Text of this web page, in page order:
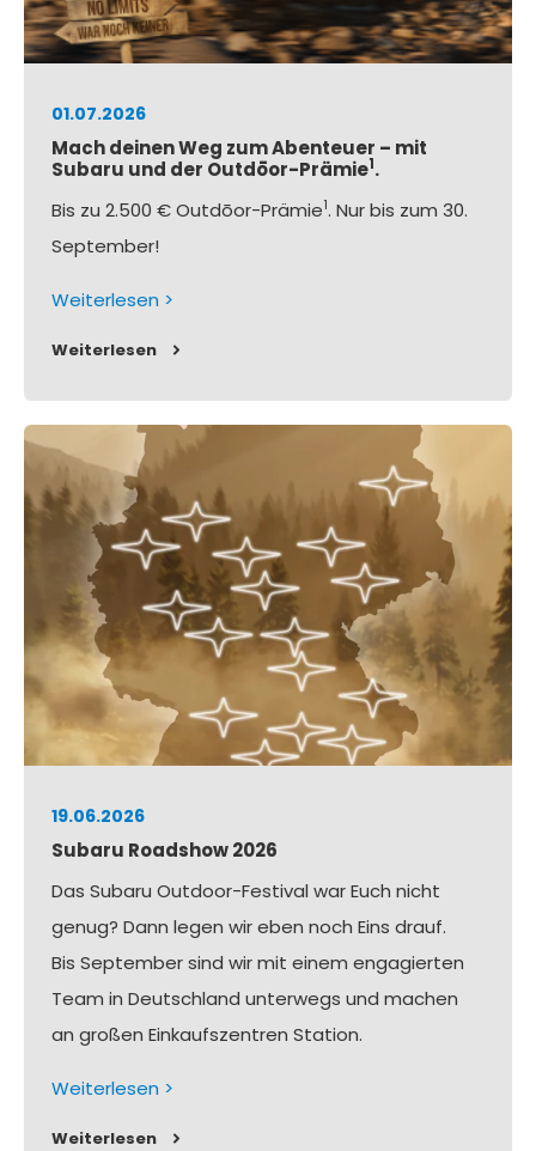
01.07.2026
Mach deinen Weg zum Abenteuer – mit
Subaru und der Outdōor-Prämie1.
Bis zu 2.500 € Outdōor-Prämie1. Nur bis zum 30.
September!
Weiterlesen >
Weiterlesen
19.06.2026
Subaru Roadshow 2026
Das Subaru Outdoor-Festival war Euch nicht
genug? Dann legen wir eben noch Eins drauf.
Bis September sind wir mit einem engagierten
Team in Deutschland unterwegs und machen
an großen Einkaufszentren Station.
Weiterlesen >
Weiterlesen